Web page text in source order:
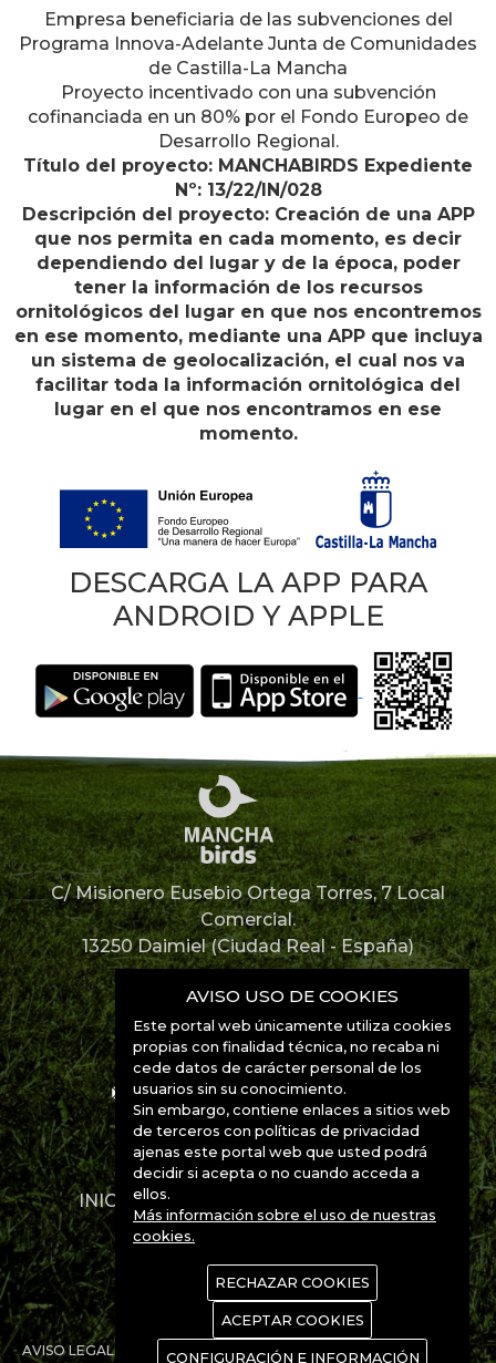
Empresa beneficiaria de las subvenciones del
Programa Innova-Adelante Junta de Comunidades
de Castilla-La Mancha
Proyecto incentivado con una subvención
cofinanciada en un 80% por el Fondo Europeo de
Desarrollo Regional.
Título del proyecto: MANCHABIRDS Expediente
Nº: 13/22/IN/028
Descripción del proyecto: Creación de una APP
que nos permita en cada momento, es decir
dependiendo del lugar y de la época, poder
tener la información de los recursos
ornitológicos del lugar en que nos encontremos
en ese momento, mediante una APP que incluya
un sistema de geolocalización, el cual nos va
facilitar toda la información ornitológica del
lugar en el que nos encontramos en ese
momento.
DESCARGA LA APP PARA
ANDROID Y APPLE
C/ Misionero Eusebio Ortega Torres, 7 Local
Comercial.
13250 Daimiel (Ciudad Real - España)
926 85 12 67
926 85 52 49
info@manchabirds.com
Ubicación
INICIO
CONTACTO
AVISO LEGAL POLÍTICA DE PRIVACIDAD POLÍTICA DE COOKIES
AVISO USO DE COOKIES
Este portal web únicamente utiliza cookies
propias con finalidad técnica, no recaba ni
cede datos de carácter personal de los
usuarios sin su conocimiento.
Sin embargo, contiene enlaces a sitios web
de terceros con políticas de privacidad
ajenas este portal web que usted podrá
decidir si acepta o no cuando acceda a
ellos.
Más información sobre el uso de nuestras
cookies.
RECHAZAR COOKIES
ACEPTAR COOKIES
CONFIGURACIÓN E INFORMACIÓN